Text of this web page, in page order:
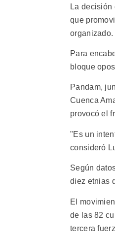
La decisión
que
organizado.
Para
bloque
Pandam,
Cuenca
provocó el
"Es un
consideró
Según
diez etnias
El
de las 82
tercera